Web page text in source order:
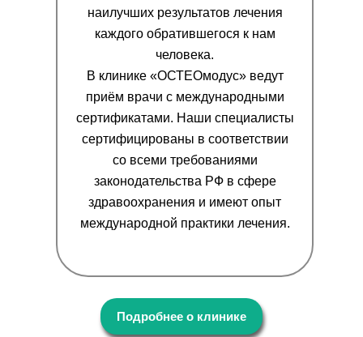
наилучших результатов лечения
каждого обратившегося к нам
человека.
В клинике «ОСТЕОмодус» ведут
приём врачи с международными
сертификатами. Наши специалисты
сертифицированы в соответствии
со всеми требованиями
законодательства РФ в сфере
здравоохранения и имеют опыт
международной практики лечения.
Подробнее о клинике